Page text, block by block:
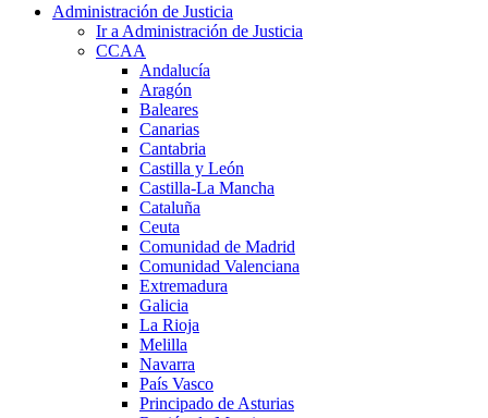
Administración de Justicia
Ir a Administración de Justicia
CCAA
Andalucía
Aragón
Baleares
Canarias
Cantabria
Castilla y León
Castilla-La Mancha
Cataluña
Ceuta
Comunidad de Madrid
Comunidad Valenciana
Extremadura
Galicia
La Rioja
Melilla
Navarra
País Vasco
Principado de Asturias